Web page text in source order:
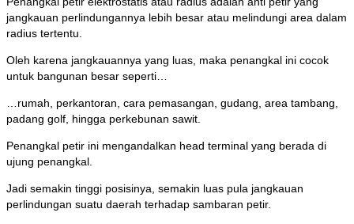
jangkauan perlindungannya lebih besar atau melindungi area dalam
radius tertentu.
Oleh karena jangkauannya yang luas, maka penangkal ini cocok
untuk bangunan besar seperti…
…rumah, perkantoran, cara pemasangan, gudang, area tambang,
padang golf, hingga perkebunan sawit.
Penangkal petir ini mengandalkan head terminal yang berada di
ujung penangkal.
Jadi semakin tinggi posisinya, semakin luas pula jangkauan
perlindungan suatu daerah terhadap sambaran petir.